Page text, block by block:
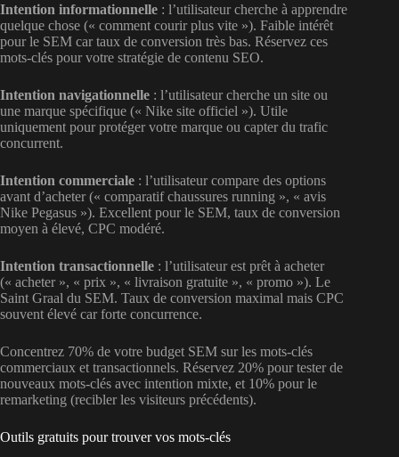
Intention informationnelle : l’utilisateur cherche à apprendre
quelque chose (« comment courir plus vite »). Faible intérêt
pour le SEM car taux de conversion très bas. Réservez ces
mots-clés pour votre stratégie de contenu SEO.
Intention navigationnelle : l’utilisateur cherche un site ou
une marque spécifique (« Nike site officiel »). Utile
uniquement pour protéger votre marque ou capter du trafic
concurrent.
Intention commerciale : l’utilisateur compare des options
avant d’acheter (« comparatif chaussures running », « avis
Nike Pegasus »). Excellent pour le SEM, taux de conversion
moyen à élevé, CPC modéré.
Intention transactionnelle : l’utilisateur est prêt à acheter
(« acheter », « prix », « livraison gratuite », « promo »). Le
Saint Graal du SEM. Taux de conversion maximal mais CPC
souvent élevé car forte concurrence.
Concentrez 70% de votre budget SEM sur les mots-clés
commerciaux et transactionnels. Réservez 20% pour tester de
nouveaux mots-clés avec intention mixte, et 10% pour le
remarketing (recibler les visiteurs précédents).
Outils gratuits pour trouver vos mots-clés